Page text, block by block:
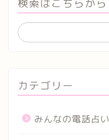
検索はこちらから
カテゴリー
みんなの電話占い